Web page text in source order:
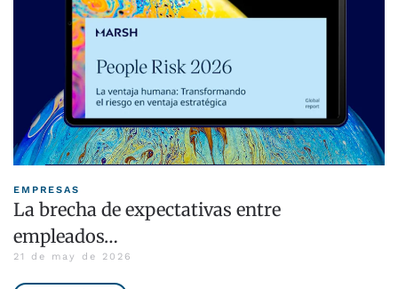
EMPRESAS
La brecha de expectativas entre
empleados…
21 de may de 2026